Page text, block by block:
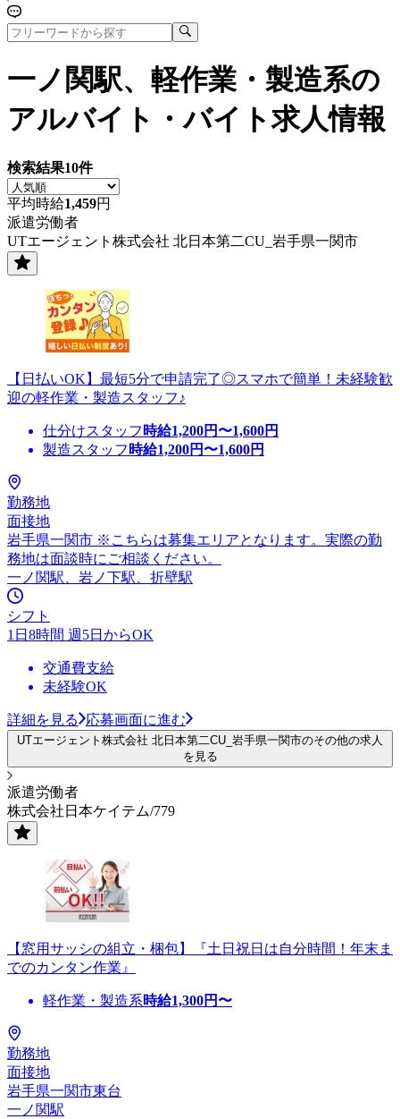
一ノ関駅、軽作業・製造系の
アルバイト・バイト求人情報
検索結果10件
平均時給1,459円
派遣労働者
UTエージェント株式会社 北日本第二CU_岩手県一関市
【日払いOK】最短5分で申請完了◎スマホで簡単！未経験歓
迎の軽作業・製造スタッフ♪
仕分けスタッフ 時給1,200円〜1,600円
製造スタッフ 時給1,200円〜1,600円
勤務地
面接地
岩手県一関市 ※こちらは募集エリアとなります。実際の勤
務地は面談時にご相談ください。
一ノ関駅、岩ノ下駅、折壁駅
シフト
1日8時間 週5日からOK
交通費支給
未経験OK
詳細を見る 応募画面に進む
UTエージェント株式会社 北日本第二CU_岩手県一関市のその他の求人
を見る
派遣労働者
株式会社日本ケイテム/779
【窓用サッシの組立・梱包】『土日祝日は自分時間！年末ま
でのカンタン作業』
軽作業・製造系時給1,300円〜
勤務地
面接地
岩手県一関市東台
一ノ関駅